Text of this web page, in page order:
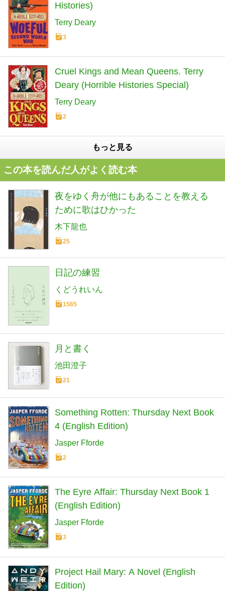
Histories)
Terry Deary
3
Cruel Kings and Mean Queens. Terry
Deary (Horrible Histories Special)
Terry Deary
2
もっと見る
この本を読んだ人がよく読む本
夜をゆく舟が他にもあることを教える
ために歌はひかった
木下龍也
25
日記の練習
くどうれいん
1565
月と書く
池田澄子
21
Something Rotten: Thursday Next Book
4 (English Edition)
Jasper Fforde
2
The Eyre Affair: Thursday Next Book 1
(English Edition)
Jasper Fforde
3
Project Hail Mary: A Novel (English
Edition)